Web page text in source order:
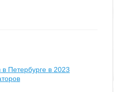
Петербурге в 2023